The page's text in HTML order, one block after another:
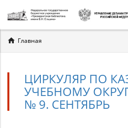
Вы
здесь
Главная
ЦИРКУЛЯР ПО
УЧЕБНОМУ
№ 9. СЕНТЯБРЬ